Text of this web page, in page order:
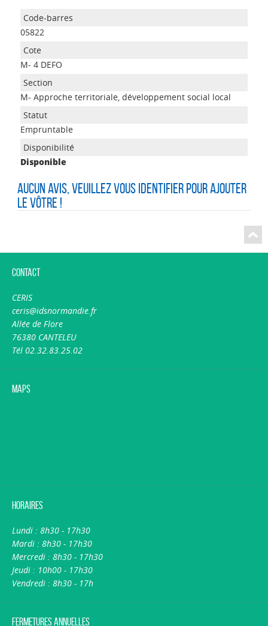
05822
M- 4 DEFO
M- Approche territoriale, développement social local
Empruntable
Disponible
Aucun avis, veuillez vous identifier pour ajouter
le vôtre !
Contact
CERIS
ceris@idsnormandie.fr
Allée de Flore
76380 CANTELEU
Tél 02.32.83.25.02
Maps
Horaires
Lundi : 8h30 - 17h30
Mardi : 8h30 - 17h30
Mercredi : 8h30 - 17h30
Jeudi : 10h00 - 17h30
Vendredi : 8h30 - 17h
Fermetures annuelles